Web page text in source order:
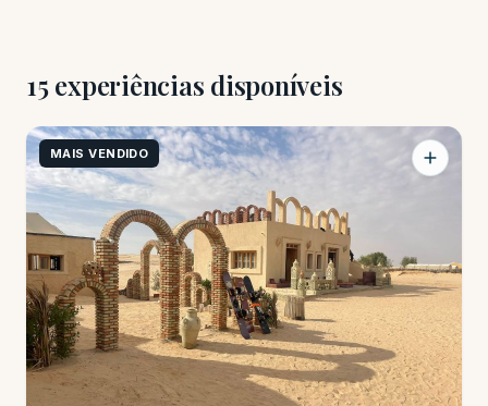
15 experiências disponíveis
MAIS VENDIDO